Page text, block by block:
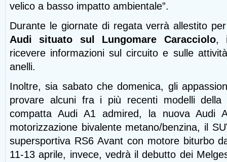
velico a basso impatto ambientale”.
Durante le giornate di regata verrà allestito
Audi situato sul Lungomare Caracciolo,
ricevere informazioni sul circuito e sulle
anelli.
Inoltre, sia sabato che domenica, gli
provare alcuni fra i più recenti modelli
compatta Audi A1 admired, la nuova Audi
motorizzazione bivalente metano/benzina, il
supersportiva RS6 Avant con motore biturbo
11-13 aprile, invece, vedrà il debutto dei